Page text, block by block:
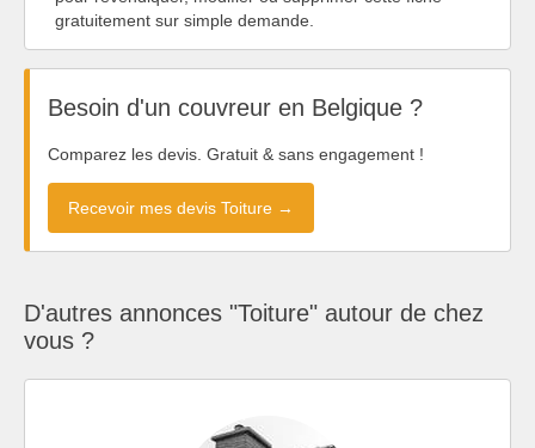
gratuitement sur simple demande.
Besoin d'un couvreur en Belgique ?
Comparez les devis. Gratuit & sans engagement !
Recevoir mes devis Toiture →
D'autres annonces "Toiture" autour de chez
vous ?